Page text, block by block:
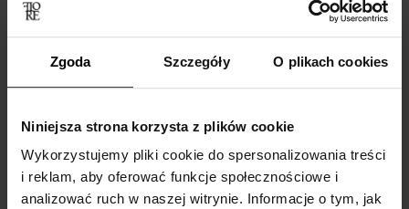
Zgoda Szczegóły O plikach cookies
Niniejsza strona korzysta z plików cookie
Wykorzystujemy pliki cookie do spersonalizowania treści
i reklam, aby oferować funkcje społecznościowe i
analizować ruch w naszej witrynie. Informacje o tym, jak